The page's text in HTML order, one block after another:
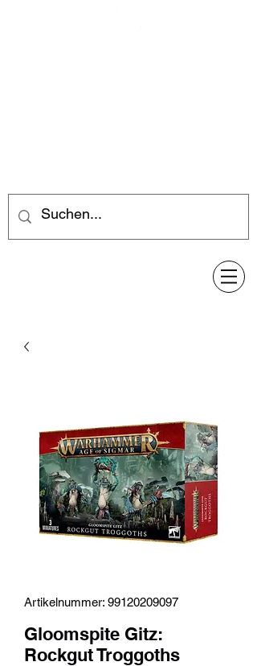
Artikelnummer: 99120209097
Gloomspite Gitz:
Rockgut Troggoths